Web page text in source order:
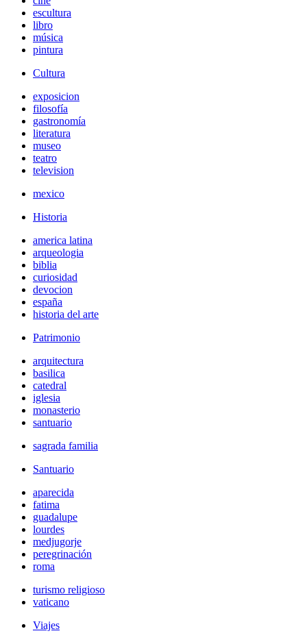
escultura
libro
música
pintura
Cultura
exposicion
filosofía
gastronomía
literatura
museo
teatro
television
mexico
Historia
america latina
arqueologia
biblia
curiosidad
devocion
españa
historia del arte
Patrimonio
arquitectura
basilica
catedral
iglesia
monasterio
santuario
sagrada familia
Santuario
aparecida
fatima
guadalupe
lourdes
medjugorje
peregrinación
roma
turismo religioso
vaticano
Viajes